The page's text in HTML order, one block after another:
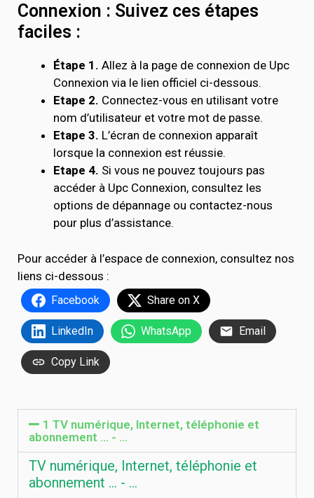
Connexion : Suivez ces étapes
faciles :
Étape 1. Allez à la page de connexion de Upc
Connexion via le lien officiel ci-dessous.
Etape 2. Connectez-vous en utilisant votre
nom d’utilisateur et votre mot de passe.
Etape 3. L’écran de connexion apparaît
lorsque la connexion est réussie.
Etape 4. Si vous ne pouvez toujours pas
accéder à Upc Connexion, consultez les
options de dépannage ou contactez-nous
pour plus d’assistance.
Pour accéder à l’espace de connexion, consultez nos
liens ci-dessous :
Facebook Share on X
LinkedIn WhatsApp Email
Copy Link
1 TV numérique, Internet, téléphonie et
abonnement ... - …
TV numérique, Internet, téléphonie et
abonnement ... - …